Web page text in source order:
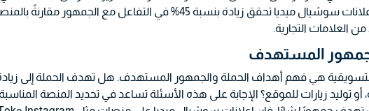
2023، فإن الشركات التي تستثمر في إعلانات سوشيال ميديا تحقق زيادة بنسبة 45% في التفاعل مع الجمهور
من العلامات التجارية.
هي فهم أهداف الحملة والجمهور المستهدف. هل تهدف الحملة إلى
أو توليد زيارات للموقع؟ الإجابة على هذه الأسئلة تساعد في تحديد المنصة